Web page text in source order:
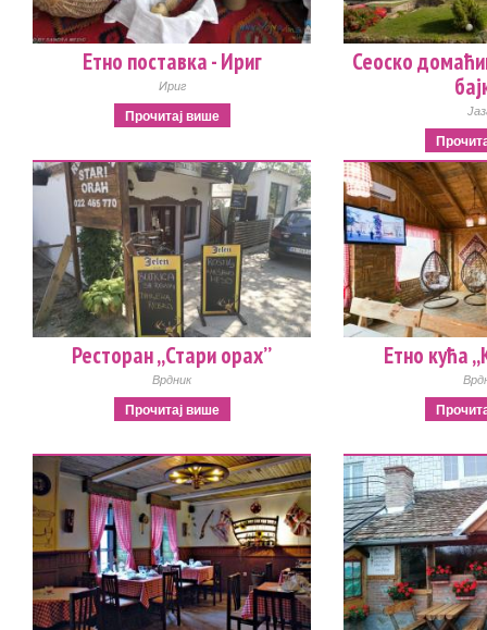
Етно поставка - Ириг
Ириг
Прочитај више
Сеоско
Ресторан ,,Стари орах’’
Врдник
Прочитај више
Етно кућа